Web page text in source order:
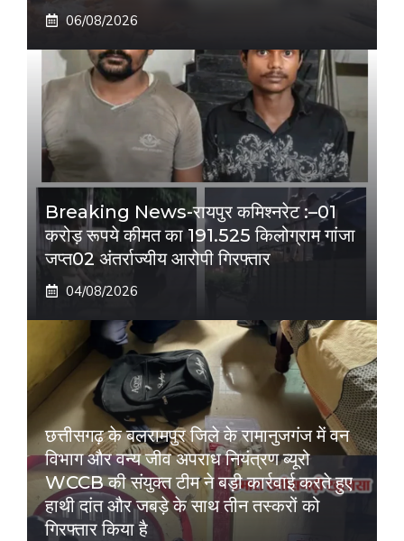
06/08/2026
Breaking News-रायपुर कमिश्नरेट :–01
करोड़ रूपये कीमत का 191.525 किलोग्राम गांजा
जप्त02 अंतर्राज्यीय आरोपी गिरफ्तार
04/08/2026
छत्तीसगढ़ के बलरामपुर जिले के रामानुजगंज में वन
विभाग और वन्य जीव अपराध नियंत्रण ब्यूरो
WCCB की संयुक्त टीम ने बड़ी कार्रवाई करते हुए
हाथी दांत और जबड़े के साथ तीन तस्करों को
गिरफ्तार किया है